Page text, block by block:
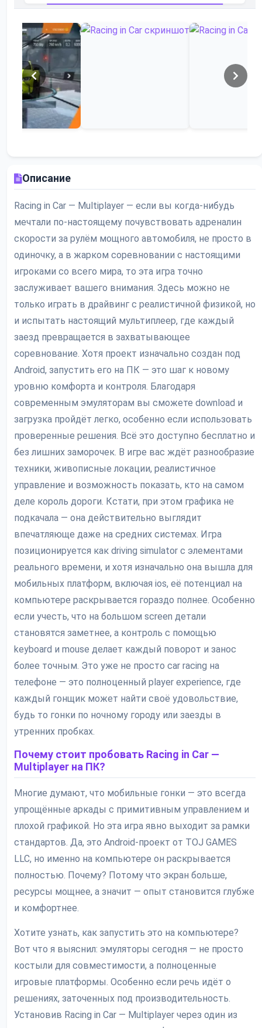
Описание
Racing in Car — Multiplayer — если вы когда-нибудь
мечтали по-настоящему почувствовать адреналин
скорости за рулём мощного автомобиля, не просто в
одиночку, а в жарком соревновании с настоящими
игроками со всего мира, то эта игра точно
заслуживает вашего внимания. Здесь можно не
только играть в драйвинг с реалистичной физикой, но
и испытать настоящий мультиплеер, где каждый
заезд превращается в захватывающее
соревнование. Хотя проект изначально создан под
Android, запустить его на ПК — это шаг к новому
уровню комфорта и контроля. Благодаря
современным эмуляторам вы сможете download и
загрузка пройдёт легко, особенно если использовать
проверенные решения. Всё это доступно бесплатно и
без лишних заморочек. В игре вас ждёт разнообразие
техники, живописные локации, реалистичное
управление и возможность показать, кто на самом
деле король дороги. Кстати, при этом графика не
подкачала — она действительно выглядит
впечатляюще даже на средних системах. Игра
позиционируется как driving simulator с элементами
реального времени, и хотя изначально она вышла для
мобильных платформ, включая ios, её потенциал на
компьютере раскрывается гораздо полнее. Особенно
если учесть, что на большом screen детали
становятся заметнее, а контроль с помощью
keyboard и mouse делает каждый поворот и занос
более точным. Это уже не просто car racing на
телефоне — это полноценный player experience, где
каждый гонщик может найти своё удовольствие,
будь то гонки по ночному городу или заезды в
утренних пробках.
Почему стоит пробовать Racing in Car —
Multiplayer на ПК?
Многие думают, что мобильные гонки — это всегда
упрощённые аркады с примитивным управлением и
плохой графикой. Но эта игра явно выходит за рамки
стандартов. Да, это Android-проект от TOJ GAMES
LLC, но именно на компьютере он раскрывается
полностью. Почему? Потому что экран больше,
ресурсы мощнее, а значит — опыт становится глубже
и комфортнее.
Хотите узнать, как запустить это на компьютере?
Вот что я выяснил: эмуляторы сегодня — не просто
костыли для совместимости, а полноценные
игровые платформы. Особенно если речь идёт о
решениях, заточенных под производительность.
Установив Racing in Car — Multiplayer через один из